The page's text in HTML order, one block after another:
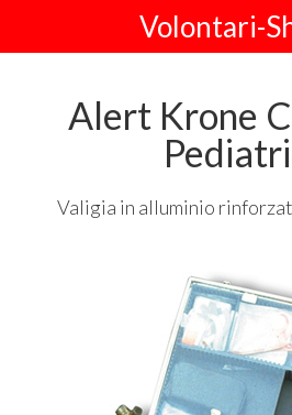
Volontari-
Alert Krone
Valigia in alluminio